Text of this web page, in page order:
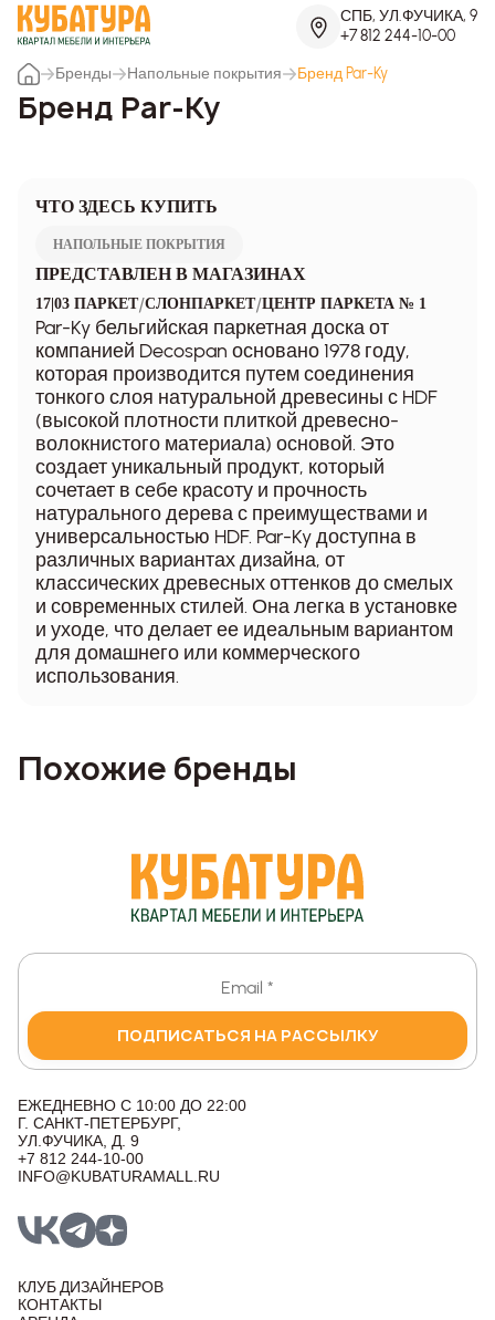
СПБ, УЛ.ФУЧИКА, 9
+7 812 244-10-00
Бренды
Напольные покрытия Бренд Par-Ky
Бренд Par-Ky
ЧТО ЗДЕСЬ КУПИТЬ
НАПОЛЬНЫЕ ПОКРЫТИЯ
ПРЕДСТАВЛЕН В МАГАЗИНАХ
17|03 ПАРКЕТ/СЛОНПАРКЕТ/ЦЕНТР ПАРКЕТА № 1
Par-Ky бельгийская паркетная доска от
компанией Decospan основано 1978 году,
которая производится путем соединения
тонкого слоя натуральной древесины с HDF
(высокой плотности плиткой древесно-
волокнистого материала) основой. Это
создает уникальный продукт, который
сочетает в себе красоту и прочность
натурального дерева с преимуществами и
универсальностью HDF. Par-Ky доступна в
различных вариантах дизайна, от
классических древесных оттенков до смелых
и современных стилей. Она легка в установке
и уходе, что делает ее идеальным вариантом
для домашнего или коммерческого
использования.
Похожие бренды
ПОДПИСАТЬСЯ НА РАССЫЛКУ
ЕЖЕДНЕВНО С 10:00 ДО 22:00
Г. САНКТ-ПЕТЕРБУРГ,
УЛ.ФУЧИКА, Д. 9
+7 812 244-10-00
INFO@KUBATURAMALL.RU
КЛУБ ДИЗАЙНЕРОВ
КОНТАКТЫ